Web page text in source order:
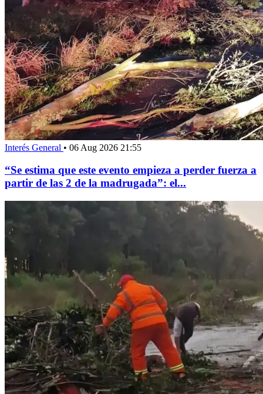
Interés General • 06 Aug 2026 21:55
“Se estima que este evento empieza a perder fuerza a
partir de las 2 de la madrugada”: el...